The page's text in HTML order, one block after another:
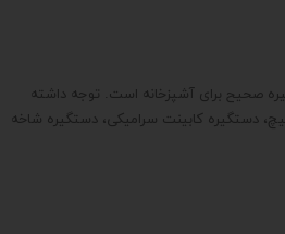
صحیح برای آشپزخانه است. توجه داشته
دستگیره کابینت سرامیکی، دستگیره شاخه